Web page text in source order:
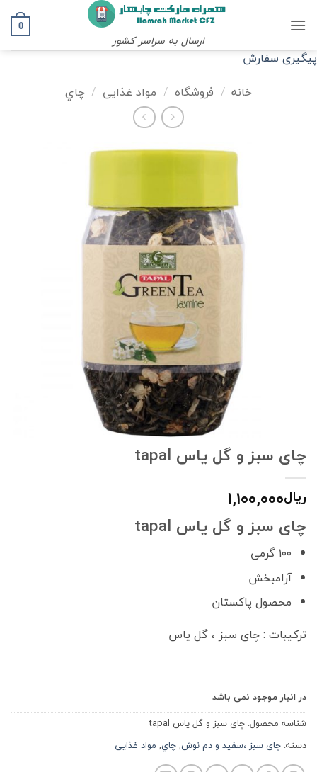
ارسال به سراسر کشور
0
پیگیری سفارش
خانه / فروشگاه / مواد غذایی / چاي
چای سبز و گل یاس tapal
ریال۱,۱۰۰,۰۰۰
چای سبز و گل یاس tapal
۱۰۰ گرمی
آرامبخش
محصول پاکستان
ترکیبات : چای سبز ، گل یاس
در انبار موجود نمی باشد
شناسه محصول: چای سبز و گل یاس tapal
دسته: چای سبز ،سفید و دم نوش,چاي, مواد غذایی